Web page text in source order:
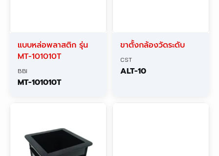
แบบหล่อพลาสติก รุ่น
MT-101010T
BBI
MT-101010T
ขาตั้งกล้องวัดระดับ
CST
ALT-10